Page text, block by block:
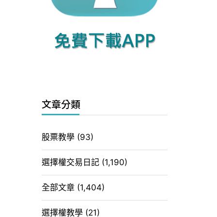
文章分類
股票教學 (93)
選擇權交易日記 (1,190)
全部文章 (1,404)
選擇權教學 (21)